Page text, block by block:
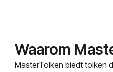
Waarom
MasterTolken biedt tolken